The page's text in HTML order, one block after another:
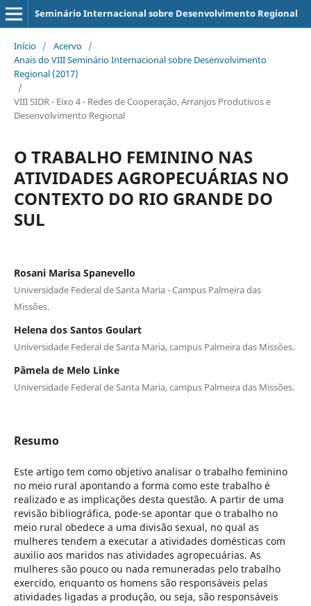
Seminário Internacional sobre Desenvolvimento Regional
Início / Acervo /
Anais do VIII Seminário Internacional sobre Desenvolvimento
Regional (2017)
/
VIII SIDR - Eixo 4 - Redes de Cooperação, Arranjos Produtivos e
Desenvolvimento Regional
O TRABALHO FEMININO NAS
ATIVIDADES AGROPECUÁRIAS NO
CONTEXTO DO RIO GRANDE DO
SUL
Rosani Marisa Spanevello
Universidade Federal de Santa Maria - Campus Palmeira das
Missões.
Helena dos Santos Goulart
Universidade Federal de Santa Maria, campus Palmeira das Missões.
Pâmela de Melo Linke
Universidade Federal de Santa Maria, campus Palmeira das Missões.
Resumo
Este artigo tem como objetivo analisar o trabalho feminino
no meio rural apontando a forma como este trabalho é
realizado e as implicações desta questão. A partir de uma
revisão bibliográfica, pode-se apontar que o trabalho no
meio rural obedece a uma divisão sexual, no qual as
mulheres tendem a executar a atividades domésticas com
auxilio aos maridos nas atividades agropecuárias. As
mulheres são pouco ou nada remuneradas pelo trabalho
exercido, enquanto os homens são responsáveis pelas
atividades ligadas a produção, ou seja, são responsáveis